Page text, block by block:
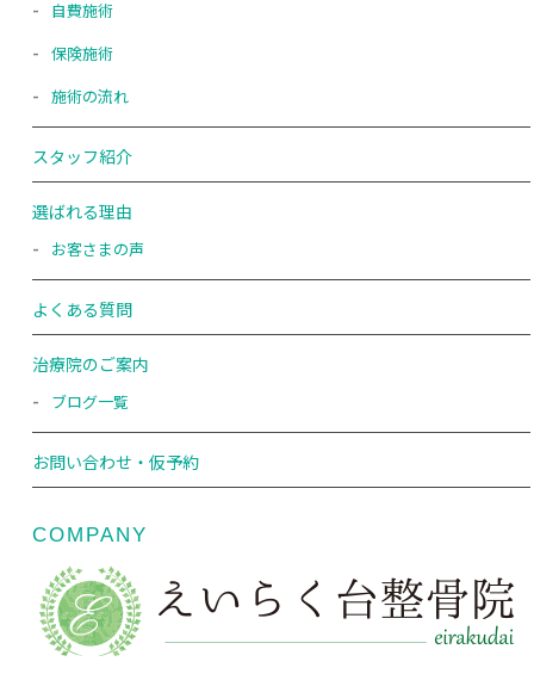
自費施術
保険施術
施術の流れ
スタッフ紹介
選ばれる理由
お客さまの声
よくある質問
治療院のご案内
ブログ一覧
お問い合わせ・仮予約
COMPANY